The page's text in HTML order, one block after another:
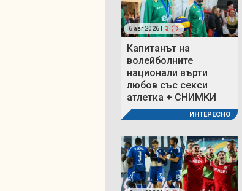
6 авг 2026 | 3
Капитанът на
волейболните
национали върти
любов със секси
атлетка + СНИМКИ
ИНТЕРЕСНО